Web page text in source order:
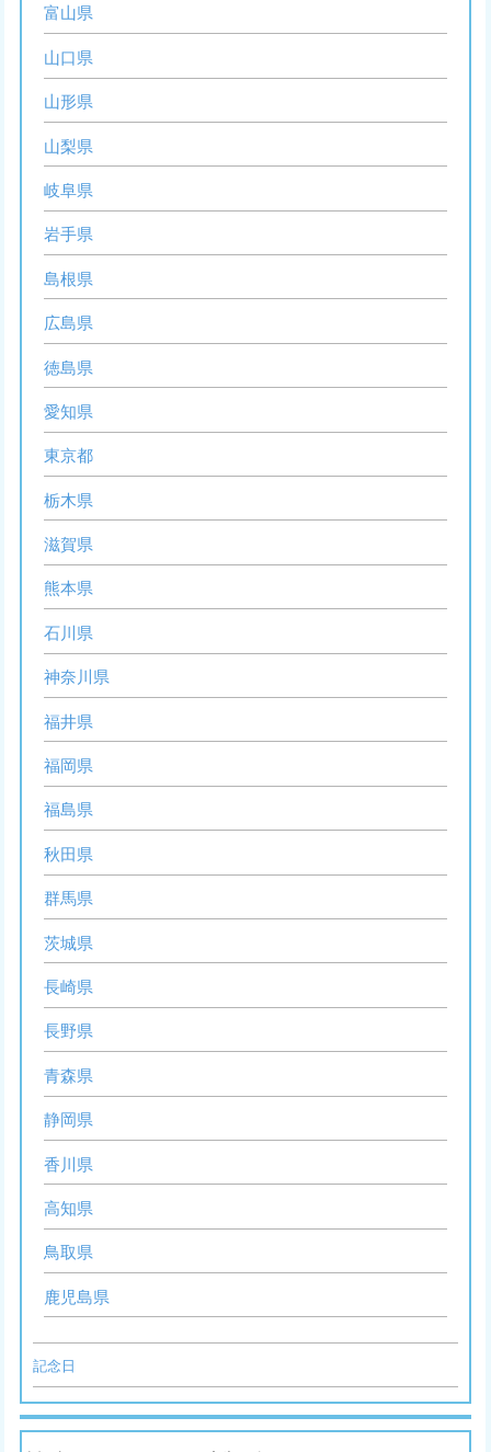
富山県
山口県
山形県
山梨県
岐阜県
岩手県
島根県
広島県
徳島県
愛知県
東京都
栃木県
滋賀県
熊本県
石川県
神奈川県
福井県
福岡県
福島県
秋田県
群馬県
茨城県
長崎県
長野県
青森県
静岡県
香川県
高知県
鳥取県
鹿児島県
記念日